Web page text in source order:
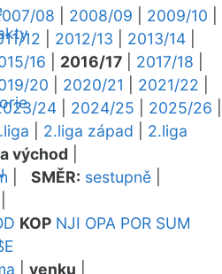
08 2008/09 2009/10
12 2012/13 2013/14
16 2016/17 2017/18
20 2020/21 2021/22
24 2024/25 2025/26
2.liga západ
2.liga
východ
SMĚR: sestupně
KOP NJI OPA POR SUM
venku